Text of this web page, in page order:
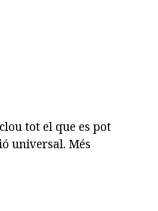
tot el que es pot
universal. Més